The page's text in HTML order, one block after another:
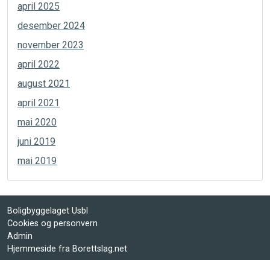
april 2025
desember 2024
november 2023
april 2022
august 2021
april 2021
mai 2020
juni 2019
mai 2019
Boligbyggelaget Usbl
Cookies og personvern
Admin
Hjemmeside fra Borettslag.net